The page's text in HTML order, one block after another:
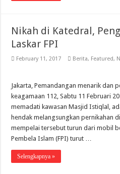
Nikah di Katedral,
Laskar FPI
February 11, 2017 Berita, Featured,
Jakarta, Pemandangan menarik dan
keagamaan 112, Sabtu 11 Februari
memadati kawasan Masjid Istiqlal,
hendak melangsungkan pernikahan
mempelai tersebut turun dari mobil
Pembela Islam (FPI) turut …
Selengkapnya »